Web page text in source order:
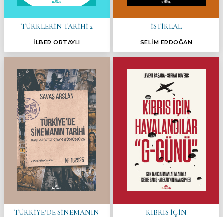
TÜRKLERİN TARİHİ 2
İLBER ORTAYLI
İSTİKLAL
SELİM ERDOĞAN
TÜRKİYE’DE SİNEMANIN
KIBRIS İÇİN